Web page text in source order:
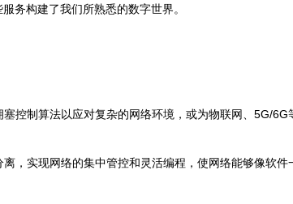
务构建了我们所熟悉的数字世界。
控制算法以应对复杂的网络环境，或为物联网、5G/6G
，实现网络的集中管控和灵活编程，使网络能够像软件